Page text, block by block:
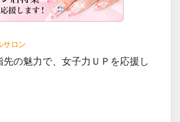
サロン
先の魅力で、女子力ＵＰを応援し